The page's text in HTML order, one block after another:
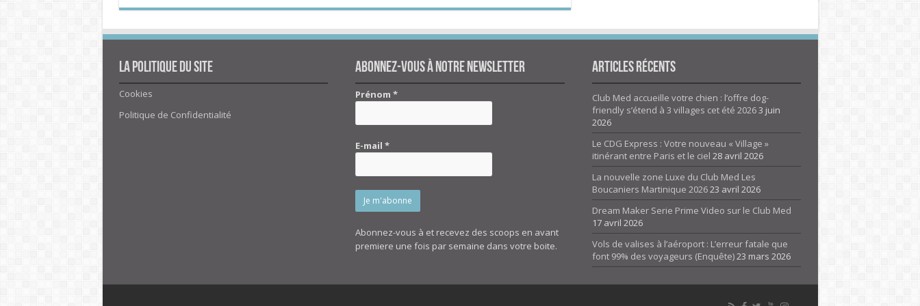
La politique du site
Cookies
Politique de Confidentialité
Abonnez-vous à notre newsletter
Prénom*
E-mail*
Abonnez-vous à et recevez des scoops en avant
premiere une fois par semaine dans votre boite.
Articles Récents
Club Med accueille votre chien : l’offre dog-
friendly s’étend à 3 villages cet été 20263 juin
2026
Le CDG Express : Votre nouveau « Village »
itinérant entre Paris et le ciel 28 avril 2026
La nouvelle zone Luxe du Club Med Les
Boucaniers Martinique 202623 avril 2026
Dream Maker Serie Prime Video sur le Club Med
17 avril 2026
Vols de valises à l’aéroport : L’erreur fatale que
font 99% des voyageurs (Enquête)23 mars 2026